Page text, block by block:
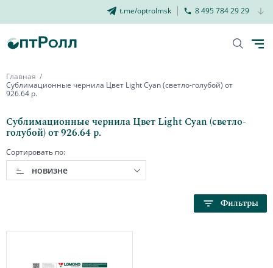
t.me/optrolmsk 8 495 784 29 29
Главная
Сублимационные чернила Цвет Light Cyan (светло-голубой) от
926.64 р.
Сублимационные чернила Цвет Light Cyan (светло-
голубой) от 926.64 р.
Сортировать по:
новизне
Фильтры